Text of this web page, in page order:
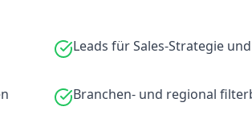
Leads für Sales-Strategie
Branchen- und regional